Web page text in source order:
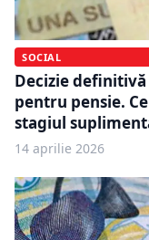
SOCIAL
Decizie
pentru pensie.
stagiul
14 aprilie 2026